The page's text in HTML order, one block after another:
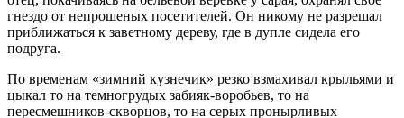
гнездо от непрошеных посетителей. Он никому не разрешал
приближаться к заветному дереву, где в дупле сидела его
подруга.
По временам «зимний кузнечик» резко взмахивал крыльями и
цыкал то на темногрудых забияк-воробьев, то на
пересмешников-скворцов, то на серых пронырливых